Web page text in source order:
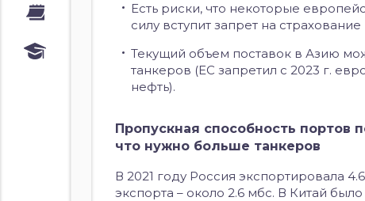
Календари
облигациям
Есть риски, что некоторые
силу вступит запрет на
Текущий объем поставок в Азию
танкеров (ЕС запретил с 2023 г.
нефть).
Пропускная способность портов
что нужно больше танкеров
В 2021 году Россия экспортировала
экспорта – около 2.6 мбс. В Китай